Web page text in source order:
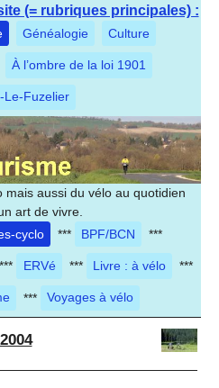
(= rubriques principales) :
Généalogie Culture
À l’ombre de la loi 1901
Le-Fuzelier
aussi du vélo au quotidien
art de vivre.
cyclo *** BPF/BCN ***
*** ERVé *** Livre : à vélo ***
*** Voyages à vélo